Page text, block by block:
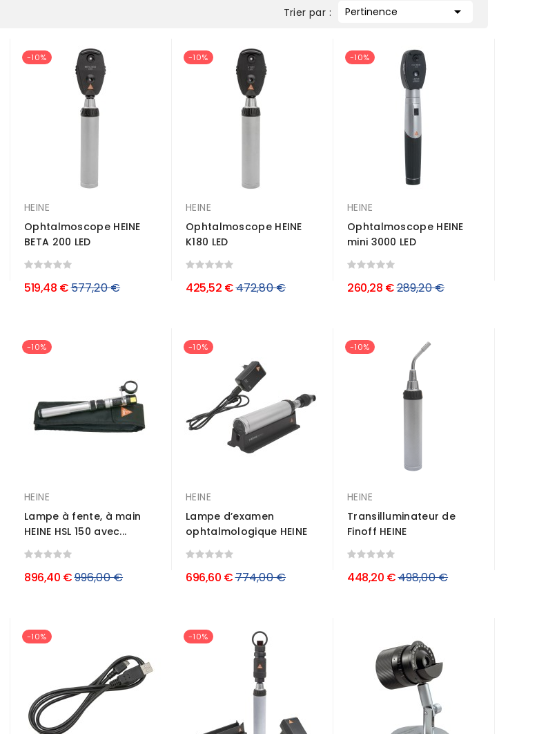
Trier par : Pertinence 
-10%
HEINE
Ophtalmoscope HEINE
BETA 200 LED
519,48 €Prix
577,20 €
-10%
HEINE
Ophtalmoscope HEINE
K180 LED
425,52 €Prix
472,80 €
-10%
HEINE
Ophtalmoscope HEINE
mini 3000 LED
260,28 €Prix
289,20 €
-10%
HEINE
Lampe à fente, à main
HEINE HSL 150 avec...
896,40 €Prix
996,00 €
-10%
HEINE
Lampe d’examen
ophtalmologique HEINE
696,60 €Prix
774,00 €
-10%
HEINE
Transilluminateur de
Finoff HEINE
448,20 €Prix
498,00 €
-10% -10%